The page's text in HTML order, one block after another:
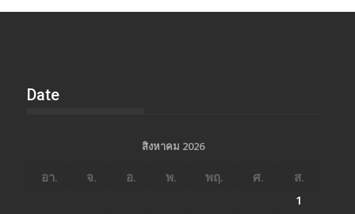
Date
สิงหาคม 2026
อา. จ. อ. พ. พฤ. ศ.
ส.
1